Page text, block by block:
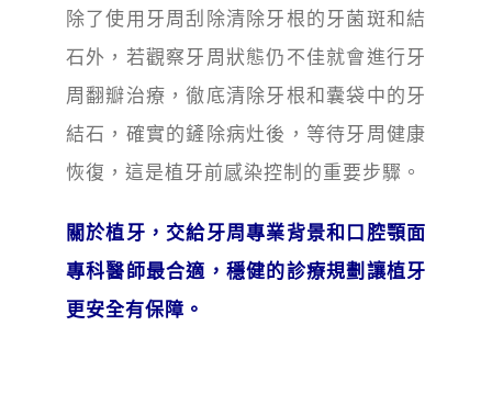
除了使用牙周刮除清除牙根的牙菌斑和結
石外，若觀察牙周狀態仍不佳就會進行牙
周翻瓣治療，徹底清除牙根和囊袋中的牙
結石，確實的鏟除病灶後 ， 等待牙周 健康
恢復 ，這是植牙前感染控制的重要步驟。
關於植牙，交給牙周專業背景和口腔顎面
專科醫師最合適，穩健的診療規劃讓植牙
更安全有保障。